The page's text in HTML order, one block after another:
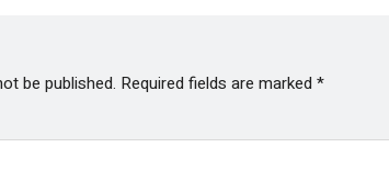
be published. Required fields are marked *